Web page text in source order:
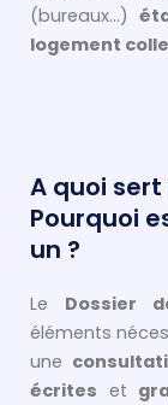
(bureaux…)
logement
A quoi sert
Pourquoi
un ?
Le Dossier
éléments
une
écrites et